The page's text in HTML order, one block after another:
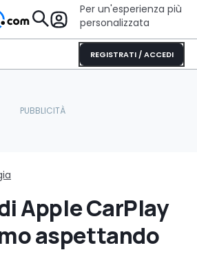
Per un'esperienza più
personalizzata
REGISTRATI / ACCEDI
Apple CarPlay
aspettando